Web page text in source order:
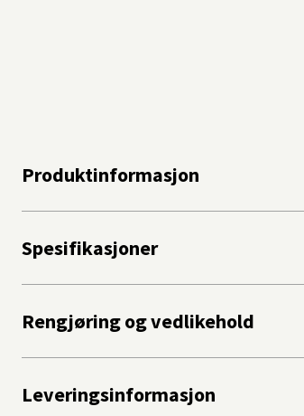
Produktinformasjon
Spesifikasjoner
Rengjøring og vedlikehold
Leveringsinformasjon